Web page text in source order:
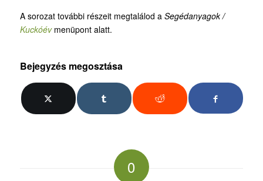
A sorozat további részeit megtalálod a Segédanyagok /
Kuckóév menüpont alatt.
Bejegyzés megosztása
0